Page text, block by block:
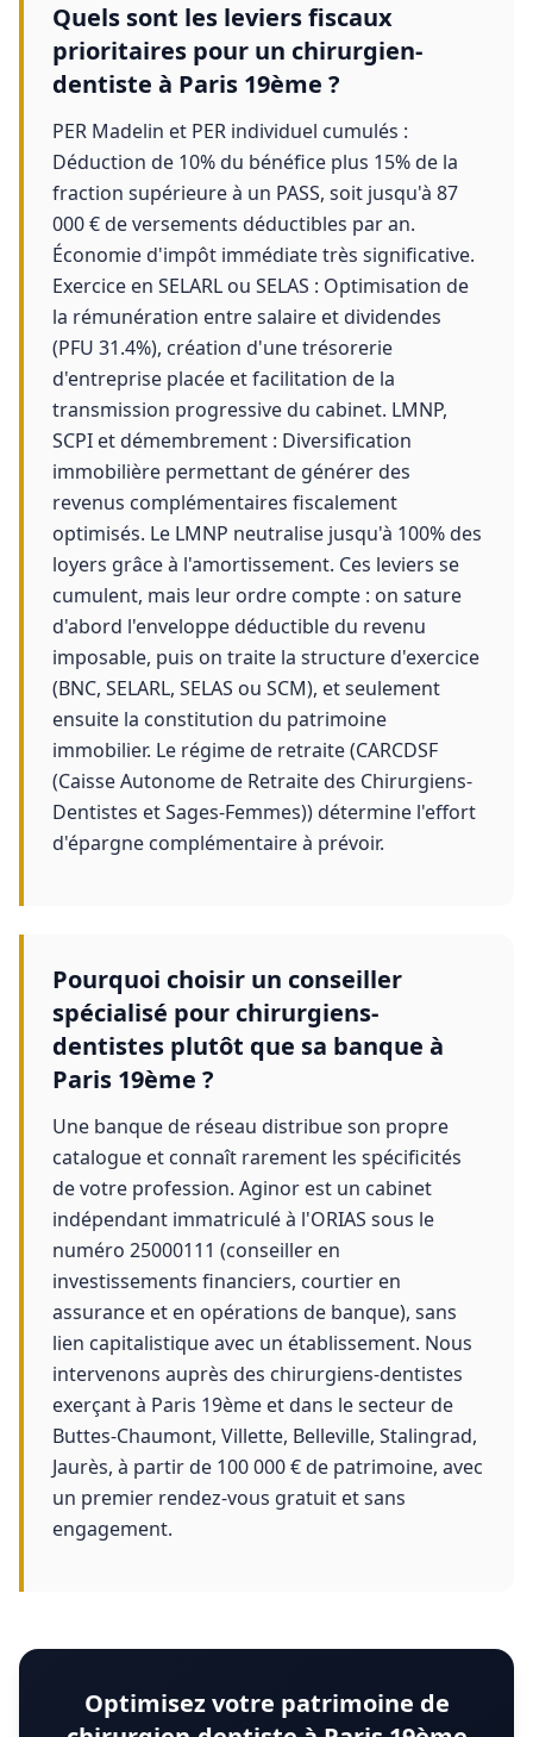
Quels sont les leviers fiscaux
prioritaires pour un chirurgien-
dentiste à Paris 19ème ?
PER Madelin et PER individuel cumulés :
Déduction de 10% du bénéfice plus 15% de la
fraction supérieure à un PASS, soit jusqu'à 87
000 € de versements déductibles par an.
Économie d'impôt immédiate très significative.
Exercice en SELARL ou SELAS : Optimisation de
la rémunération entre salaire et dividendes
(PFU 31.4%), création d'une trésorerie
d'entreprise placée et facilitation de la
transmission progressive du cabinet. LMNP,
SCPI et démembrement : Diversification
immobilière permettant de générer des
revenus complémentaires fiscalement
optimisés. Le LMNP neutralise jusqu'à 100% des
loyers grâce à l'amortissement. Ces leviers se
cumulent, mais leur ordre compte : on sature
d'abord l'enveloppe déductible du revenu
imposable, puis on traite la structure d'exercice
(BNC, SELARL, SELAS ou SCM), et seulement
ensuite la constitution du patrimoine
immobilier. Le régime de retraite (CARCDSF
(Caisse Autonome de Retraite des Chirurgiens-
Dentistes et Sages-Femmes)) détermine l'effort
d'épargne complémentaire à prévoir.
Pourquoi choisir un conseiller
spécialisé pour chirurgiens-
dentistes plutôt que sa banque à
Paris 19ème ?
Une banque de réseau distribue son propre
catalogue et connaît rarement les spécificités
de votre profession. Aginor est un cabinet
indépendant immatriculé à l'ORIAS sous le
numéro 25000111 (conseiller en
investissements financiers, courtier en
assurance et en opérations de banque), sans
lien capitalistique avec un établissement. Nous
intervenons auprès des chirurgiens-dentistes
exerçant à Paris 19ème et dans le secteur de
Buttes-Chaumont, Villette, Belleville, Stalingrad,
Jaurès, à partir de 100 000 € de patrimoine, avec
un premier rendez-vous gratuit et sans
engagement.
Optimisez votre patrimoine de